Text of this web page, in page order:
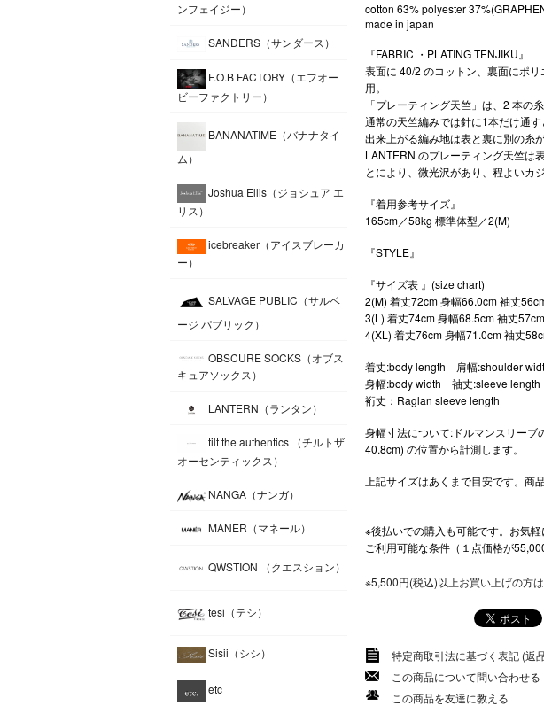
ンフェイジー）
SANDERS（サンダース）
F.O.B FACTORY（エフオー
ビーファクトリー）
BANANATIME（バナナタイ
ム）
Joshua Ellis（ジョシュア エ
リス）
icebreaker（アイスブレーカ
ー）
SALVAGE PUBLIC（サルベ
ージ パブリック）
OBSCURE SOCKS（オブス
キュアソックス）
LANTERN（ランタン）
tilt the authentics （チルトザ
オーセンティックス）
NANGA（ナンガ）
MANER（マネール）
QWSTION （クエスション）
tesi（テシ）
Sisii（シシ）
etc
cotton 63% polyester
made in japan
『FABRIC ・PLATING TENJIKU』
表面に 40/2 のコットン、裏面にポ
用。
「プレーティング天竺」は、2 本の
通常の天竺編みでは針に1本だけ通
出来上がる編み地は表と裏に別の糸
LANTERN のプレーティング天竺は
とにより、微光沢があり、程よいカ
『着用参考サイズ』
165cm／58kg 標準体型／2(M)
『STYLE』
『サイズ表 』(size chart)
2(M) 着丈72cm 身幅66.0cm 袖丈
3(L) 着丈74cm 身幅68.5cm 袖丈57cm
4(XL) 着丈76cm 身幅71.0cm 袖丈
着丈:body length 肩幅:shoulder
身幅:body width 袖丈:sleeve length
裄丈：Raglan sleeve length
身幅寸法について:ドルマンスリー
40.8cm) の位置から計測します。
上記サイズはあくまで目安です。商
※後払いでの購入も可能です。お気軽
ご利用可能な条件（１点価格が
※5,500円(税込)以上お買い上げの方
特定商取引法に基づく表記 (返
この商品について問い合わせる
この商品を友達に教える